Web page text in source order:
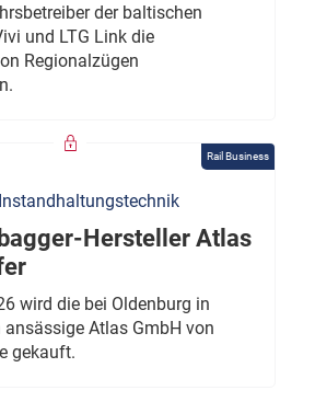
der baltischen
und LTG Link die
Regionalzügen
Rail Business
Hersteller Atlas
wird die bei Oldenburg in
ansässige Atlas GmbH von
gekauft.